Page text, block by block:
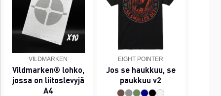
VILDMARKEN
Vildmarken® lohko,
jossa on liitoslevyjä
A4
EIGHT POINTER
Jos se haukkuu, se
paukkuu v2